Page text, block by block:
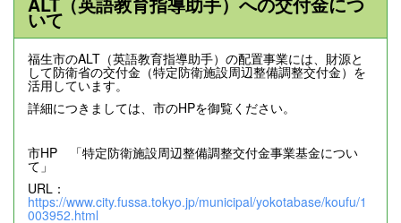
いて
福生市のALT（英語教育指導助手）の配置事業には、財源と
して防衛省の交付金（特定防衛施設周辺整備調整交付金）を
活用しています。
詳細につきましては、市のHPを御覧ください。
市HP 「特定防衛施設周辺整備調整交付金事業基金につい
て」
URL：
https://www.city.fussa.tokyo.jp/municipal/yokotabase/koufu/1
003952.html